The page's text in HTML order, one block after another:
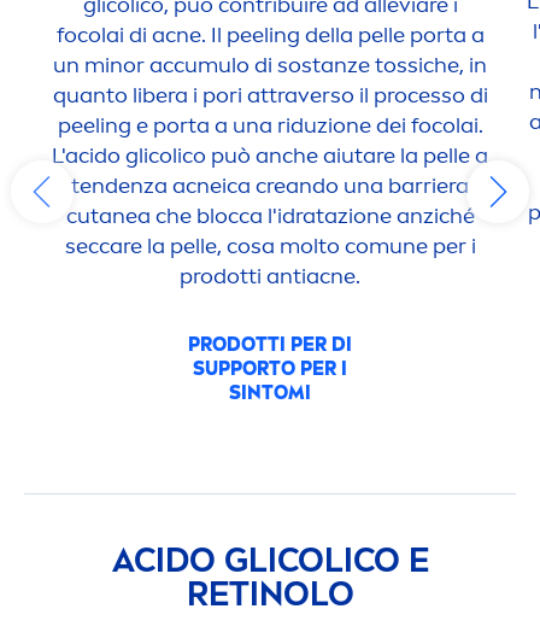
focolai di acne. Il peeling della pelle porta a
un minor accumulo di sostanze tossiche, in
quanto libera i pori attraverso il processo di
peeling e porta a una riduzione dei focolai.
L'acido glicolico può anche aiutare la pelle a
tendenza acneica creando una barriera
cutanea che blocca l'idratazione anziché
seccarela pelle, cosa molto comune per i
prodotti antiacne.
PRODOTTI PER DI
SUPPORTO PER I
SINTOMI
ACIDO GLICOLICO E
RETINOLO